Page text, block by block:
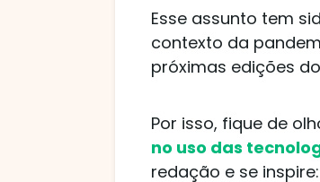
Esse assunto tem
contexto da
próximas edições do
Por isso, fique de
no uso das
redação e se inspire: